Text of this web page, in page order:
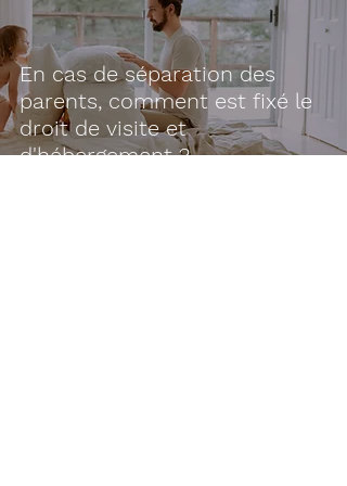
En cas de séparation des
parents, comment est fixé le
droit de visite et
d'hébergement ?